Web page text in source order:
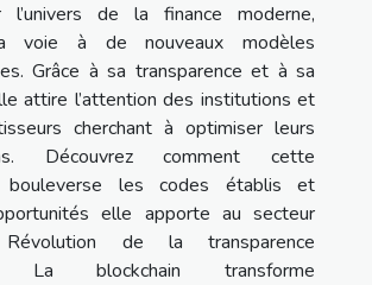
l’univers de la finance moderne,
voie à de nouveaux modèles
Grâce à sa transparence et à sa
attire l’attention des institutions et
cherchant à optimiser leurs
Découvrez comment cette
bouleverse les codes établis et
elle apporte au secteur
Révolution de la transparence
La blockchain transforme